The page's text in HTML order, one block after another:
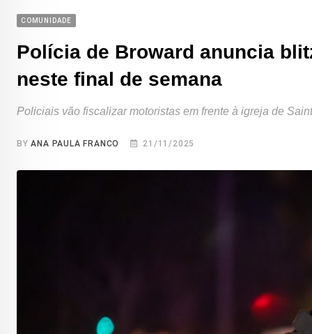
COMUNIDADE
Polícia de Broward anuncia
neste final de semana
Policiais vão fiscalizar motoristas em frente à igreja de
BYANA PAULA FRANCO 21/11/2025